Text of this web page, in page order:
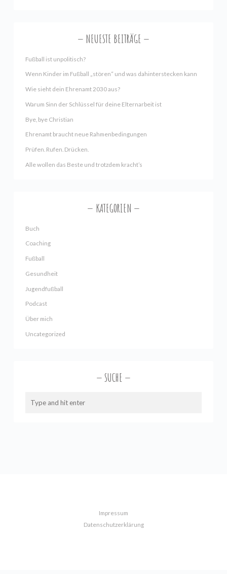
NEUESTE BEITRÄGE
Fußball ist unpolitisch?
Wenn Kinder im Fußball „stören“ und was dahinterstecken kann
Wie sieht dein Ehrenamt 2030 aus?
Warum Sinn der Schlüssel für deine Elternarbeit ist
Bye, bye Christian
Ehrenamt braucht neue Rahmenbedingungen
Prüfen. Rufen. Drücken.
Alle wollen das Beste und trotzdem kracht’s
KATEGORIEN
Buch
Coaching
Fußball
Gesundheit
Jugendfußball
Podcast
Über mich
Uncategorized
SUCHE
Impressum
Datenschutzerklärung